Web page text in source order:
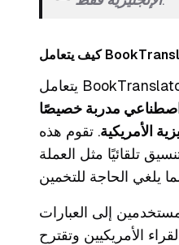
يتعامل BookTranslator.ai مع تحديات التوطين
اصطناعي مدربة خصيصًا
الأمريكية. تقوم هذه
تلقائيًا مثل العملة
إلى العبارات
الأمريكيين وتقترح